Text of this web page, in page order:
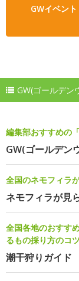
GWイベン
GW(ゴールデン
編集部おすすめの
GW(ゴールデン
全国のネモフィラ
ネモフィラが見
全国各地のおすす
るもの採り方のコ
潮干狩りガイド